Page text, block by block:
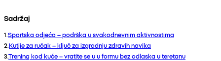
Sadržaj
1.Sportska odjeća – podrška u svakodnevnim aktivnostima
2.Kutije za ručak – ključ za izgradnju zdravih navika
3.Trening kod kuće – vratite se u u formu bez odlaska u teretanu